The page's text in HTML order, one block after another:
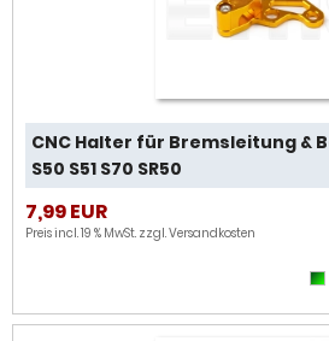
CNC Halter für Bremsleitung &
S50 S51 S70 SR50
7,99 EUR
Preis incl. 19 % MwSt. zzgl.Versandkosten